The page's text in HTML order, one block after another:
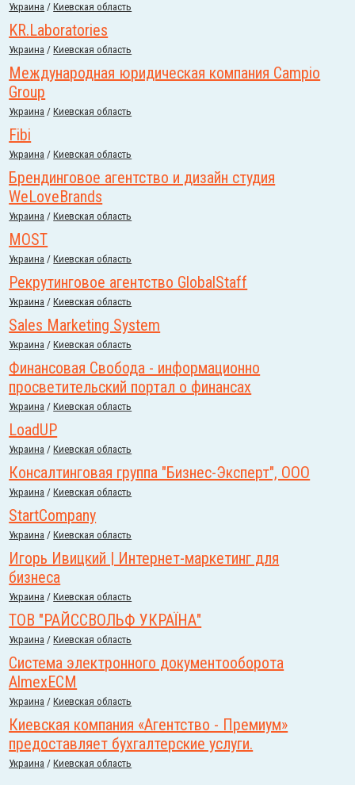
Украина /Киевская область
KR.Laboratories
Украина /Киевская область
Международная юридическая компания Campio
Group
Украина /Киевская область
Fibi
Украина /Киевская область
Брендинговое агентство и дизайн студия
WeLoveBrands
Украина /Киевская область
MOST
Украина /Киевская область
Рекрутинговое агентство GlobalStaff
Украина /Киевская область
Sales Marketing System
Украина /Киевская область
Финансовая Свобода - информационно
просветительский портал о финансах
Украина /Киевская область
LoadUP
Украина /Киевская область
Консалтинговая группа "Бизнес-Эксперт", ООО
Украина /Киевская область
StartCompany
Украина /Киевская область
Игорь Ивицкий | Интернет-маркетинг для
бизнеса
Украина /Киевская область
ТОВ "РАЙССВОЛЬФ УКРАЇНА"
Украина /Киевская область
Система электронного документооборота
AlmexECM
Украина /Киевская область
Киевская компания «Агентство - Премиум»
предоставляет бухгалтерские услуги.
Украина /Киевская область